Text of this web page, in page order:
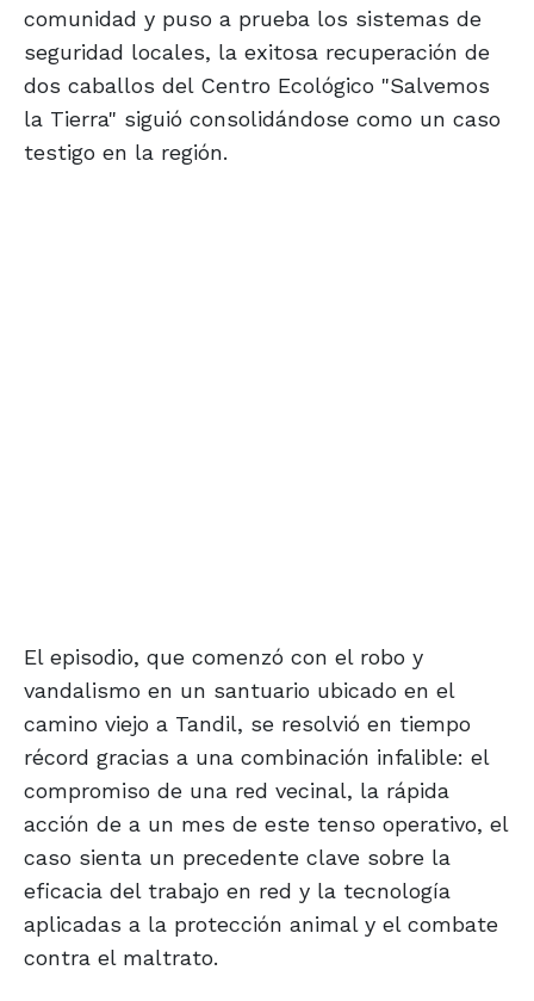
comunidad y puso a prueba los sistemas de
seguridad locales, la exitosa recuperación de
dos caballos del Centro Ecológico "Salvemos
la Tierra" siguió consolidándose como un caso
testigo en la región.
El episodio, que comenzó con el robo y
vandalismo en un santuario ubicado en el
camino viejo a Tandil, se resolvió en tiempo
récord gracias a una combinación infalible: el
compromiso de una red vecinal, la rápida
acción de a un mes de este tenso operativo, el
caso sienta un precedente clave sobre la
eficacia del trabajo en red y la tecnología
aplicadas a la protección animal y el combate
contra el maltrato.